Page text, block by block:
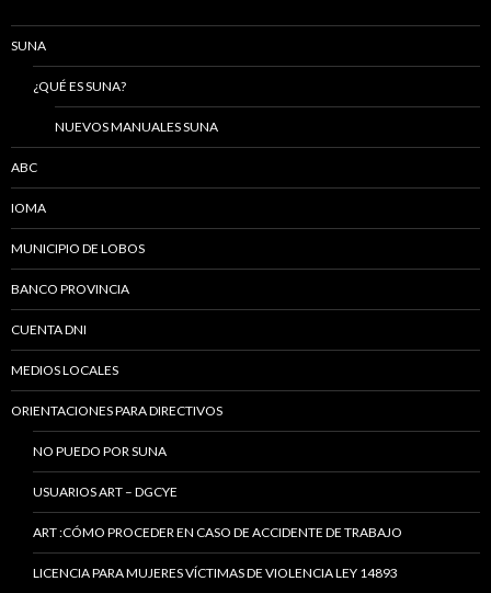
SUNA
¿QUÉ ES SUNA?
NUEVOS MANUALES SUNA
ABC
IOMA
MUNICIPIO DE LOBOS
BANCO PROVINCIA
CUENTA DNI
MEDIOS LOCALES
ORIENTACIONES PARA DIRECTIVOS
NO PUEDO POR SUNA
USUARIOS ART – DGCYE
ART :CÓMO PROCEDER EN CASO DE ACCIDENTE DE TRABAJO
LICENCIA PARA MUJERES VÍCTIMAS DE VIOLENCIA LEY 14893